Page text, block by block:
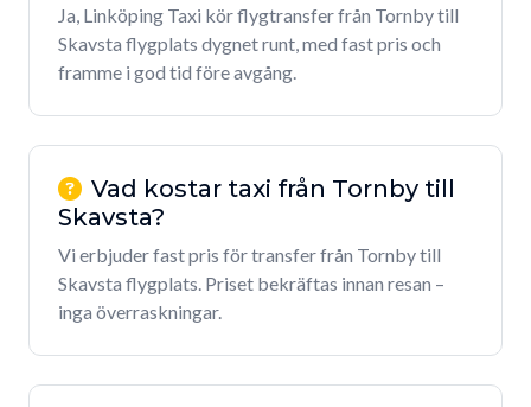
Ja, Linköping Taxi kör flygtransfer från Tornby till
Skavsta flygplats dygnet runt, med fast pris och
framme i god tid före avgång.
Vad kostar taxi från Tornby till
Skavsta?
Vi erbjuder fast pris för transfer från Tornby till
Skavsta flygplats. Priset bekräftas innan resan –
inga överraskningar.